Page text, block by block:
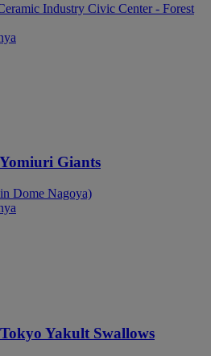
Industry Civic Center - Forest
Giants
Dome Nagoya)
Yakult Swallows